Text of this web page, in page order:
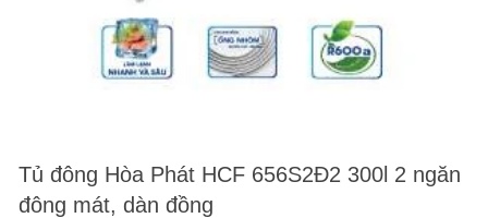
Tủ đông Hòa Phát HCF 656S2Đ2 300l 2 ngăn
đông mát, dàn đồng